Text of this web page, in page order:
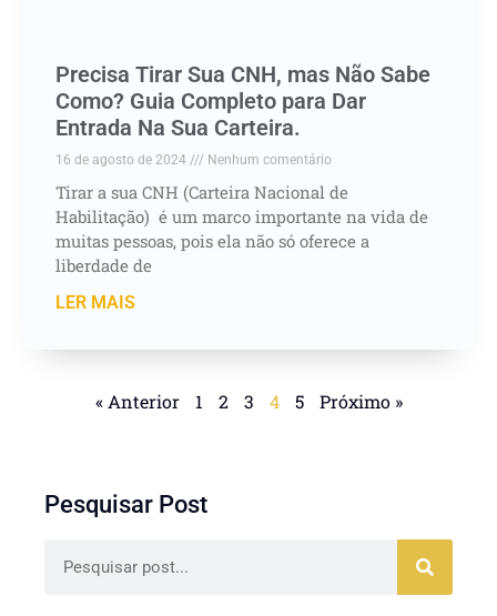
Precisa Tirar Sua CNH, mas Não Sabe
Como? Guia Completo para Dar
Entrada Na Sua Carteira.
16 de agosto de 2024 Nenhum comentário
Tirar a sua CNH (Carteira Nacional de
Habilitação) é um marco importante na vida de
muitas pessoas, pois ela não só oferece a
liberdade de
LER MAIS
« Anterior 1 2 3 4 5 Próximo »
Pesquisar Post